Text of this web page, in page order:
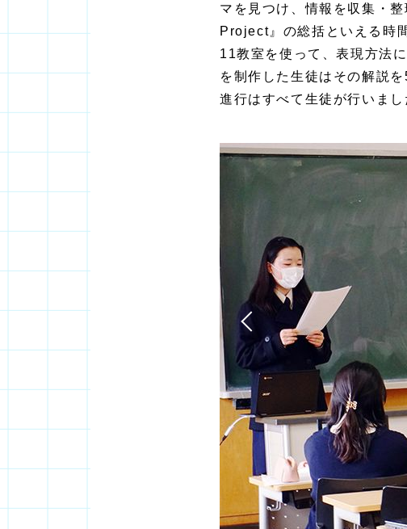
マを見つけ、情報を収集・
Project』の総括といえる時
11教室を使って、表現方法
を制作した生徒はその解説
進行はすべて生徒が行いまし